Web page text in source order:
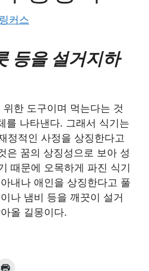
링커스
등을 설거지하
한 도구이며 먹는다는 것
를 나타낸다. 그래서 식기는
정적인 사정을 상징한다고
은 꿈의 상징성으로 보아 성
때문에 오목하게 파진 식기
내나 애인을 상징한다고 풀
나 냄비 등을 깨끗이 설거
올 길몽이다.